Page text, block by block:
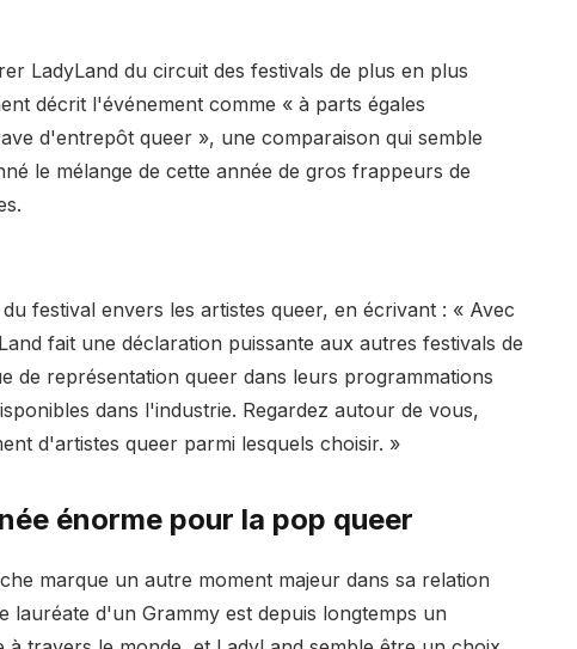
LadyLand du circuit des festivals de plus en plus
décrit l'événement comme « à parts égales
d'entrepôt queer », une comparaison qui semble
le mélange de cette année de gros frappeurs de
festival envers les artistes queer, en écrivant : « Avec
fait une déclaration puissante aux autres festivals de
de représentation queer dans leurs programmations
dans l'industrie. Regardez autour de vous,
d'artistes queer parmi lesquels choisir. »
énorme pour la pop queer
marque un autre moment majeur dans sa relation
lauréate d'un Grammy est depuis longtemps un